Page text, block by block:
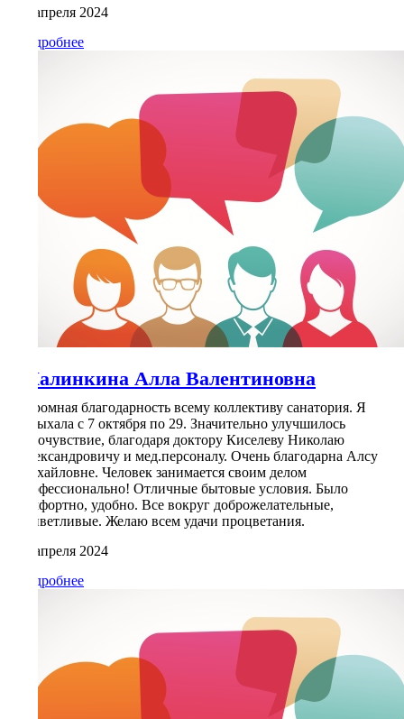
14 апреля 2024
Подробнее
Калинкина Алла Валентиновна
Огромная благодарность всему коллективу санатория. Я
отдыхала с 7 октября по 29. Значительно улучшилось
самочувствие, благодаря доктору Киселеву Николаю
Александровичу и мед.персоналу. Очень благодарна Алсу
Михайловне. Человек занимается своим делом
профессионально! Отличные бытовые условия. Было
комфортно, удобно. Все вокруг доброжелательные,
приветливые. Желаю всем удачи процветания.
14 апреля 2024
Подробнее